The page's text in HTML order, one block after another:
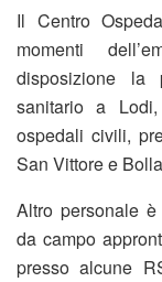
Il Centro
momenti
disposizione la
sanitario a
ospedali civili,
San Vittore e
Altro personale
da campo
presso alcune